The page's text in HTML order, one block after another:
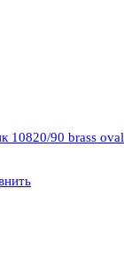
10820/90 brass oval